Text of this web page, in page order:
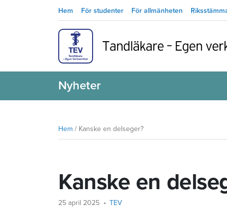
Hem För studenter För allmänheten
Nyheter
Hem / Kanske en delseger?
Kanske en
25 april 2025 TEV